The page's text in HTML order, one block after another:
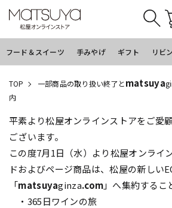
フード＆スイーツ 手みやげ ギフト リビ
TOP 一部商品の取り扱い終了とmatsuya
内
平素より松屋オンラインストアをご愛
ございます。
この度7月1日（水）より松屋オンライ
ドおよびページ商品は、松屋の新しい
「matsuyaginza.com」へ集約するこ
・365日ワインの旅